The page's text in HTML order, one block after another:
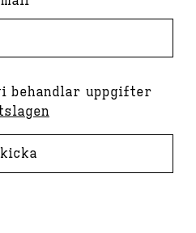
behandlar uppgifter